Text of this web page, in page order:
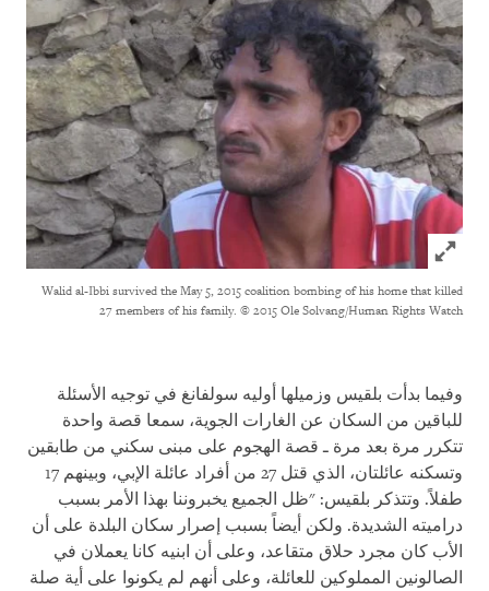
Click to expand Image
Walid al-Ibbi survived the May 5, 2015 coalition bombing of his home that killed
27 members of his family. © 2015 Ole Solvang/Human Rights Watch
وفيما بدأت بلقيس وزميلها أوليه سولفانغ في توجيه الأسئلة
للباقين من السكان عن الغارات الجوية، سمعا قصة واحدة
تتكرر مرة بعد مرة ـ قصة الهجوم على مبنى سكني من طابقين
وتسكنه عائلتان، الذي قتل 27 من أفراد عائلة الإبي، وبينهم 17
طفلاً. وتتذكر بلقيس: "ظل الجميع يخبروننا بهذا الأمر بسبب
دراميته الشديدة. ولكن أيضاً بسبب إصرار سكان البلدة على أن
الأب كان مجرد حلاق متقاعد، وعلى أن ابنيه كانا يعملان في
الصالونين المملوكين للعائلة، وعلى أنهم لم يكونوا على أية صلة